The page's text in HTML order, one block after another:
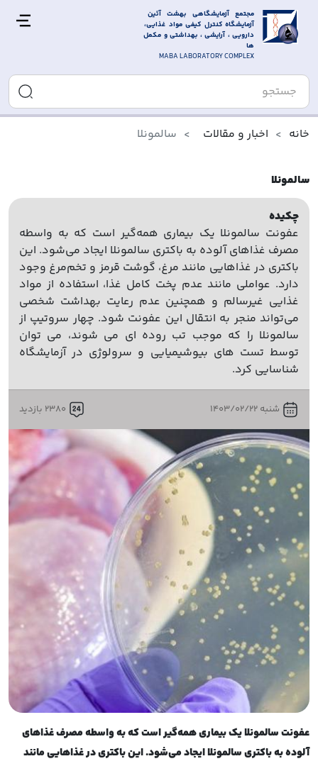
مجتمع آزمایشگاهی بهشت آئین
آزمایشگاه کنترل کیفی مواد غذایی،
دارویی ، آرایشی ، بهداشتی و مکمل
ها
MABA LABORATORY COMPLEX
خانه اخبار و مقالات سالمونلا
سالمونلا
چکیده
عفونت سالمونلا یک بیماری همه‌گیر است که به واسطه
مصرف غذاهای آلوده به باکتری سالمونلا ایجاد می‌شود. این
باکتری در غذاهایی مانند مرغ، گوشت قرمز و تخم‌مرغ وجود
دارد. عواملی مانند عدم پخت کامل غذا، استفاده از مواد
غذایی غیرسالم و همچنین عدم رعایت بهداشت شخصی
می‌تواند منجر به انتقال این عفونت شود. چهار سروتیپ از
سالمونلا را که موجب تب روده ای می شوند، می توان
توسط تست های بیوشیمیایی و سرولوژی در آزمایشگاه
شناسایی کرد.
شنبه 1403/02/22 2380 بازدید
عفونت سالمونلا یک بیماری همه‌گیر است که به واسطه مصرف غذاهای
آلوده به باکتری سالمونلا ایجاد می‌شود. این باکتری در غذاهایی مانند